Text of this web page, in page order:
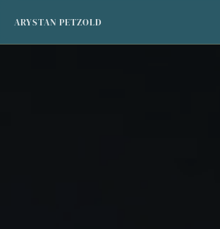
ARYSTAN PETZOLD